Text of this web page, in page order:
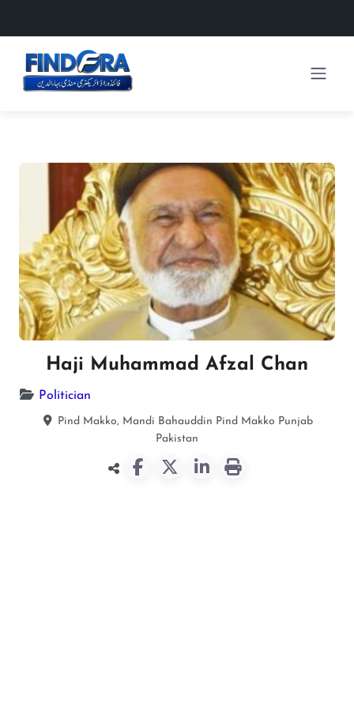
Haji Muhammad Afzal Chan
Politician
Pind Makko, Mandi Bahauddin Pind Makko Punjab
Pakistan